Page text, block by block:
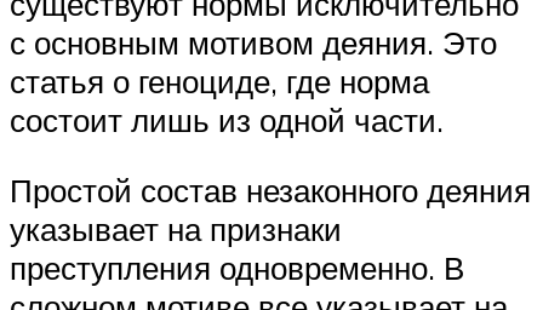
с основным мотивом деяния. Это
статья о геноциде, где норма
состоит лишь из одной части.
Простой состав незаконного деяния
указывает на признаки
преступления одновременно. В